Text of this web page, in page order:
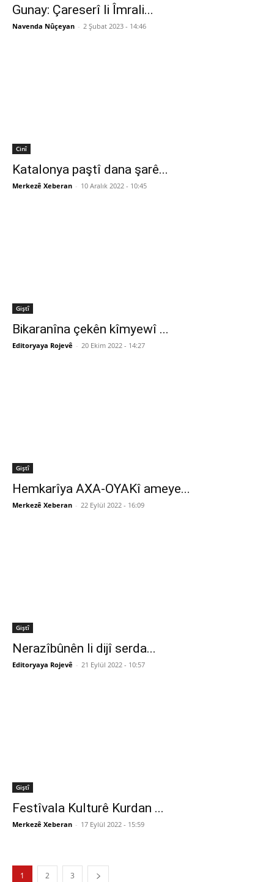
Gunay: Çareserî li Îmrali...
Navenda Nûçeyan - 2 Şubat 2023 - 14:46
Cinî
Katalonya paştî dana şarê...
Merkezê Xeberan - 10 Aralık 2022 - 10:45
Giştî
Bikaranîna çekên kîmyewî ...
Editoryaya Rojevê - 20 Ekim 2022 - 14:27
Giştî
Hemkarîya AXA-OYAKî ameye...
Merkezê Xeberan - 22 Eylül 2022 - 16:09
Giştî
Nerazîbûnên li dijî serda...
Editoryaya Rojevê - 21 Eylül 2022 - 10:57
Giştî
Festîvala Kulturê Kurdan ...
Merkezê Xeberan - 17 Eylül 2022 - 15:59
1 2 3